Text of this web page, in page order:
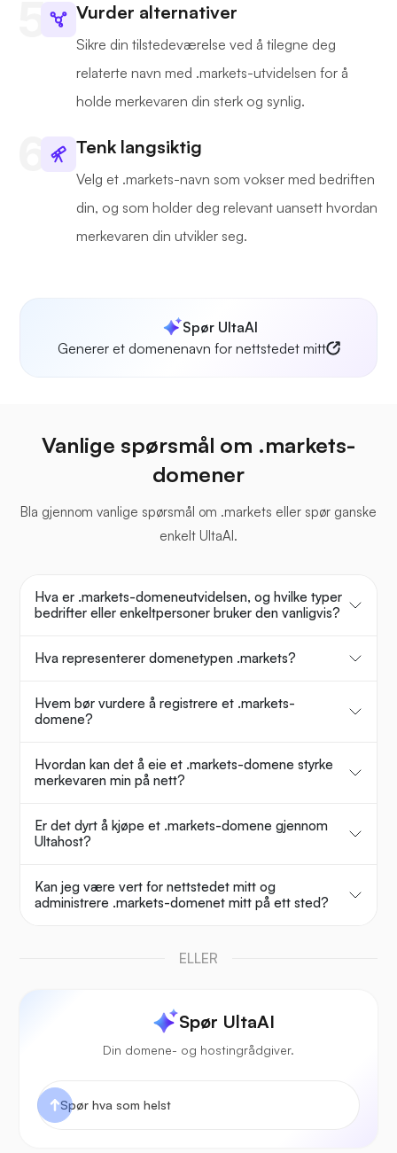
Vurder alternativer
Sikre din tilstedeværelse ved å tilegne deg
relaterte navn med .markets-utvidelsen for å
holde merkevaren din sterk og synlig.
Tenk langsiktig
Velg et .markets-navn som vokser med bedriften
din, og som holder deg relevant uansett hvordan
merkevaren din utvikler seg.
Spør UltaAI
Generer et domenenavn for nettstedet mitt
Vanlige spørsmål om .markets-
domener
Bla gjennom vanlige spørsmål om .markets eller spør ganske
enkelt UltaAI.
Hva er .markets-domeneutvidelsen, og hvilke typer
bedrifter eller enkeltpersoner bruker den vanligvis?
Hva representerer domenetypen .markets?
Hvem bør vurdere å registrere et .markets-
domene?
Hvordan kan det å eie et .markets-domene styrke
merkevaren min på nett?
Er det dyrt å kjøpe et .markets-domene gjennom
Ultahost?
Kan jeg være vert for nettstedet mitt og
administrere .markets-domenet mitt på ett sted?
ELLER
Spør UltaAI
Din domene- og hostingrådgiver.